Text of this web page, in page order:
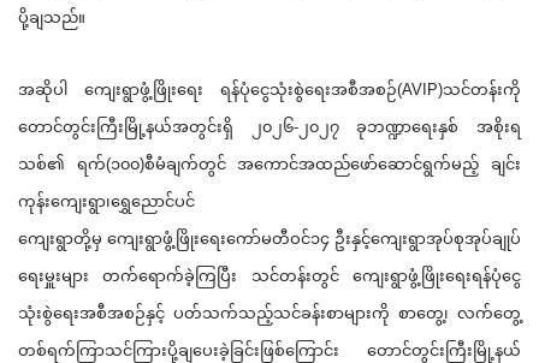
ပို့ချသည်။
အဆိုပါ ကျေးရွာဖွံ့ဖြိုးရေး ရန်ပုံငွေသုံးစွဲရေးအစီအစဉ်(AVIP)သင်တန်းကို
တောင်တွင်းကြီးမြို့နယ်အတွင်းရှိ ၂၀၂၆-၂၀၂၇ ခုဘဏ္ဍာရေးနှစ် အစိုးရ
သစ်၏ ရက်(၁၀၀)စီမံချက်တွင် အကောင်အထည်ဖော်ဆောင်ရွက်မည့် ချင်း
ကုန်းကျေးရွာ၊ရွှေညောင်ပင်
ကျေးရွာတို့မှ ကျေးရွာဖွံ့ဖြိုးရေးကော်မတီဝင်၁၄ ဦးနှင့်ကျေးရွာအုပ်စုအုပ်ချုပ်
ရေးမှူးများ တက်ရောက်ခဲ့ကြပြီး သင်တန်းတွင် ကျေးရွာဖွံ့ဖြိုးရေးရန်ပုံငွေ
သုံးစွဲရေးအစီအစဉ်နှင့် ပတ်သက်သည့်သင်ခန်းစာများကို စာတွေ့၊ လက်တွေ့
တစ်ရက်ကြာသင်ကြားပို့ချပေးခဲ့ခြင်းဖြစ်ကြောင်း တောင်တွင်းကြီးမြို့နယ်